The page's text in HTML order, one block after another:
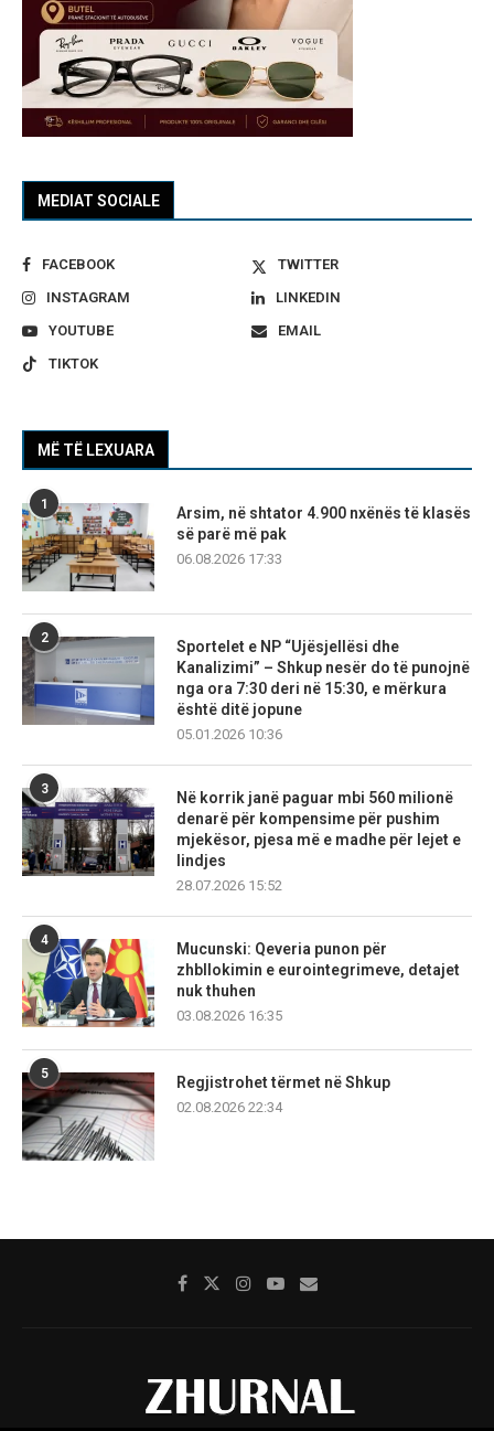
MEDIAT SOCIALE
FACEBOOK
TWITTER
INSTAGRAM
LINKEDIN
YOUTUBE
EMAIL
TIKTOK
MË TË LEXUARA
1
Arsim, në shtator 4.900 nxënës të klasës
së parë më pak
06.08.2026 17:33
2
Sportelet e NP “Ujësjellësi dhe
Kanalizimi” – Shkup nesër do të punojnë
nga ora 7:30 deri në 15:30, e mërkura
është ditë jopune
05.01.2026 10:36
3
Në korrik janë paguar mbi 560 milionë
denarë për kompensime për pushim
mjekësor, pjesa më e madhe për lejet e
lindjes
28.07.2026 15:52
4
Mucunski: Qeveria punon për
zhbllokimin e eurointegrimeve, detajet
nuk thuhen
03.08.2026 16:35
5
Regjistrohet tërmet në Shkup
02.08.2026 22:34